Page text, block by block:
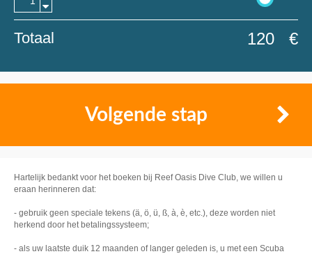
Totaal 120 €
Volgende stap
Hartelijk bedankt voor het boeken bij Reef Oasis Dive Club, we willen u
eraan herinneren dat:
- gebruik geen speciale tekens (ä, ö, ü, ß, à, è, etc.), deze worden niet
herkend door het betalingssysteem;
- als uw laatste duik 12 maanden of langer geleden is, u met een Scuba